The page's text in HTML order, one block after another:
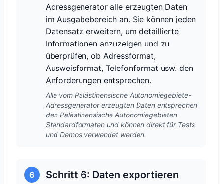
Adressgenerator alle erzeugten Daten
im Ausgabebereich an. Sie können jeden
Datensatz erweitern, um detaillierte
Informationen anzuzeigen und zu
überprüfen, ob Adressformat,
Ausweisformat, Telefonformat usw. den
Anforderungen entsprechen.
Alle vom Palästinensische Autonomiegebiete-
Adressgenerator erzeugten Daten entsprechen
den Palästinensische Autonomiegebieten
Standardformaten und können direkt für Tests
und Demos verwendet werden.
6 Schritt 6: Daten exportieren